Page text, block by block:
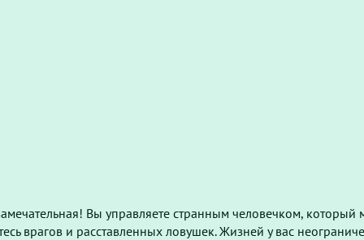
Вы управляете странным человечком, который
врагов и расставленных ловушек. Жизней у вас